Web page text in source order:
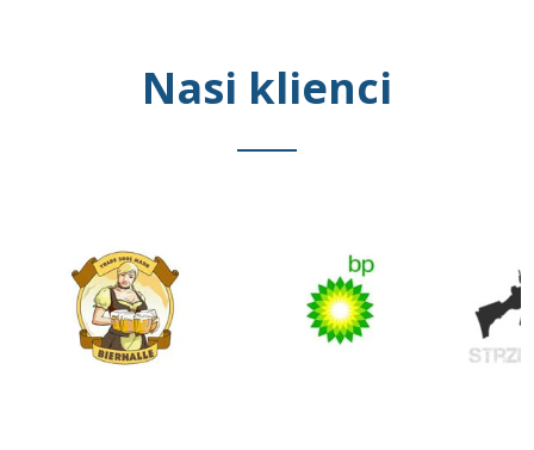
Nasi klienci